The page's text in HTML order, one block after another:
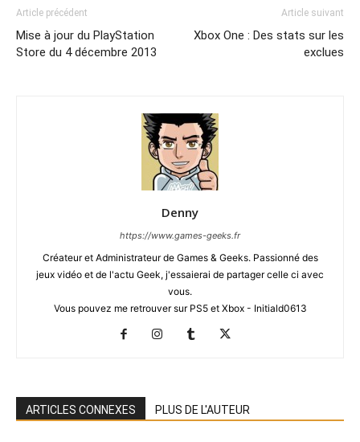
Article précédent
Mise à jour du PlayStation
Store du 4 décembre 2013
Article suivant
Xbox One : Des stats sur les
exclues
Denny
https://www.games-geeks.fr
Créateur et Administrateur de Games & Geeks. Passionné des
jeux vidéo et de l'actu Geek, j'essaierai de partager celle ci avec
vous.
Vous pouvez me retrouver sur PS5 et Xbox - Initiald0613
ARTICLES CONNEXES PLUS DE L'AUTEUR